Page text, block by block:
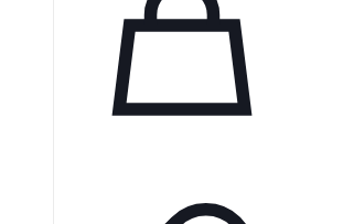
Автоматический режим
вентиляции AVAPS-AE
способствует длительному
соблюдению терапевтических
рекомендаций. Устройство также
поддержку благодаря специально